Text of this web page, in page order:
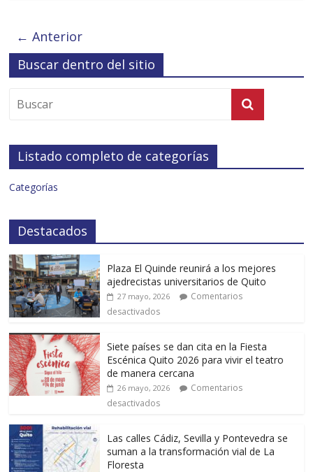
← Anterior
Buscar dentro del sitio
Listado completo de categorías
Categorías
Destacados
Plaza El Quinde reunirá a los mejores
ajedrecistas universitarios de Quito
27 mayo, 2026
Comentarios
desactivados
Siete países se dan cita en la Fiesta
Escénica Quito 2026 para vivir el teatro
de manera cercana
26 mayo, 2026
Comentarios
desactivados
Las calles Cádiz, Sevilla y Pontevedra se
suman a la transformación vial de La
Floresta